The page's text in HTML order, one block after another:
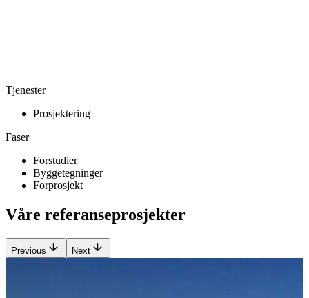
Tjenester
Prosjektering
Faser
Forstudier
Byggetegninger
Forprosjekt
Våre referanseprosjekter
Previous Next